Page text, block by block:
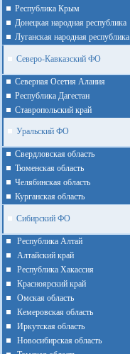
Республика Крым
Донецкая народная республика
Луганская народная республика
Северо-Кавказский ФО
Северная Осетия Алания
Республика Дагестан
Ставропольский край
Уральский ФО
Cвердловская область
Тюменская область
Челябинская область
Курганская область
Сибирский ФО
Республика Алтай
Алтайcкий край
Республика Хакассия
Красноярский край
Омская область
Кемеровская область
Иркутская область
Новосибирская область